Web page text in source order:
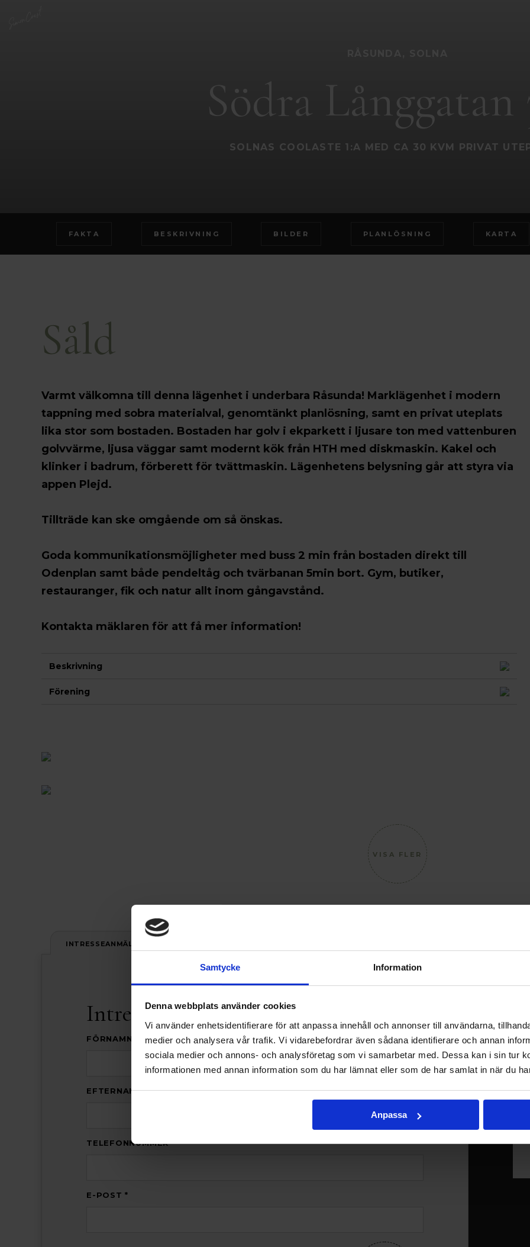
Samtycke Information
Denna webbplats använder cookies
Vi använder enhetsidentifierare för att anpassa innehåll och annonser till användarna,
medier och analysera vår trafik. Vi vidarebefordrar även sådana identifierare och annan
sociala medier och annons- och analysföretag som vi samarbetar med. Dessa kan i sin tur
informationen med annan information som du har lämnat eller som de har samlat in när du
Anpassa
Södra Långgatan
SOLNAS COOLASTE 1:A MED CA 30 KVM PRIVAT
FAKTA BESKRIVNING BILDER PLANLÖSNING KARTA
Såld
Varmt välkomna till denna lägenhet i underbara Råsunda! Marklägenhet i modern
tappning med sobra materialval, genomtänkt planlösning, samt en privat uteplats
lika stor som bostaden. Bostaden har golv i ekparkett i ljusare ton med vattenburen
golvvärme, ljusa väggar samt modernt kök från HTH med diskmaskin. Kakel och
klinker i badrum, förberett för tvättmaskin. Lägenhetens belysning går att styra via
appen Plejd.
Tillträde kan ske omgående om så önskas.
Goda kommunikationsmöjligheter med buss 2 min från bostaden direkt till
Odenplan samt både pendeltåg och tvärbanan 5min bort. Gym, butiker,
restauranger, fik och natur allt inom gångavstånd.
Kontakta mäklaren för att få mer information!
Beskrivning
Förening
VISA FLER
INTRESSEANMÄLAN
Intresseanmälan
FÖRNAMN *
EFTERNAMN *
TELEFONNUMMER *
E-POST *